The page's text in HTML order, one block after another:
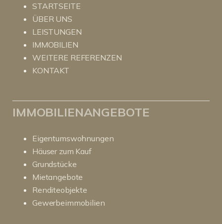
STARTSEITE
ÜBER UNS
LEISTUNGEN
IMMOBILIEN
WEITERE REFERENZEN
KONTAKT
IMMOBILIENANGEBOTE
Eigentumswohnungen
Häuser zum Kauf
Grundstücke
Mietangebote
Renditeobjekte
Gewerbeimmobilien